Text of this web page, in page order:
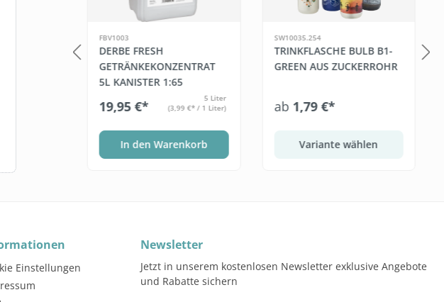
FBV1003
DERBE FRESH
GETRÄNKEKONZENTRAT
5L KANISTER 1:65
19,95 €*
5 Liter
(3,99 €* / 1 Liter)
In den Warenkorb
SW10035.254
TRINKFLASCHE BULB B1-
GREEN AUS ZUCKERROHR
ab 1,79 €*
Variante wählen
Einstellungen
Newsletter
Jetzt in unserem kostenlosen Newsletter exklusive Angebote
und Rabatte sichern